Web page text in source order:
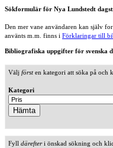
Sökformulär för Nya Lundstedt
Den mer vane användaren kan själv
använts m.m. finns i Förklaringar till
Bibliografiska uppgifter för svenska
Välj försten kategori att söka på och
Kategori
Fyll därefteri önskad sökning och